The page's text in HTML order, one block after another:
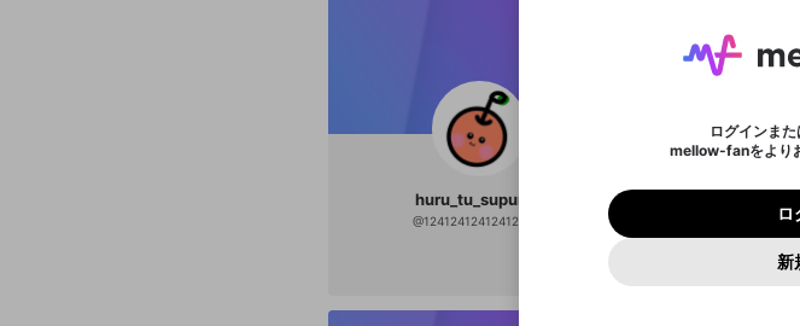
検索履歴をす
いいえ
huru_tu_supura3
@124124124124124124
チームメンバ
キャンセル
ブロックリス
キャンセル
この動画の公
※ファンレター機能は有料
動画プレイリスト
動画プレイ
ポイントが
利用規約とプライバシ
サービスを利用するに
利用規約を確認
プライバシーポ
確
Appleで
進みください。
Apple
ロ
パスワードを忘れた方
アカウントをお持ちで
ログインま
mellow-fanをより
ロ
新
登録したメールアドレス
再
入力していただ
に、パスワード
確認ください
お住まいの地域
ご登録いただいた情報
使用いたします。
一部サービスをご利用
必要です。
ール記載の6桁の認証コー
及びcs.openrec.co.jpドメ
いないかご確認ください。
セッションの有
わいせつな表現
著作権の侵害
なりすまし行為
報告された問題については
をスタッフが確認します。こ
は、利用規約違反になります
Discordアカウ
Discordアカウン
Discordは第三者が提供するコ
fanとは関わりがありません。
お答えすることができません。
ミュニティ特典の提供が終了